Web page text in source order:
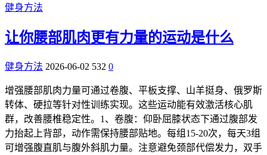
健身方法
让你腰部肌肉更有力量的运动是什么
健身方法 2026-06-02 532 0
增强腰部肌肉力量可通过卷腹、平板支撑、山羊挺身、俄罗斯
转体、硬拉等针对性训练实现。这些运动能有效激活核心肌
群，改善腰椎稳定性。1、卷腹：仰卧屈膝状态下通过腹部发
力抬起上背部，动作需保持腰部贴地。每组15-20次，每天3组
可增强腹直肌与腹外斜肌力量。注意避免颈部代偿发力，双手